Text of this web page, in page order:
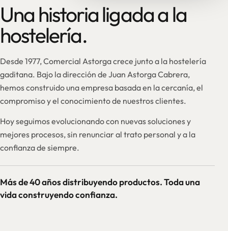
Una historia ligada a la
hostelería.
Desde 1977, Comercial Astorga crece junto a la hostelería
gaditana. Bajo la dirección de Juan Astorga Cabrera,
hemos construido una empresa basada en la cercanía, el
compromiso y el conocimiento de nuestros clientes.
Hoy seguimos evolucionando con nuevas soluciones y
mejores procesos, sin renunciar al trato personal y a la
confianza de siempre.
Más de 40 años distribuyendo productos. Toda una
vida construyendo confianza.